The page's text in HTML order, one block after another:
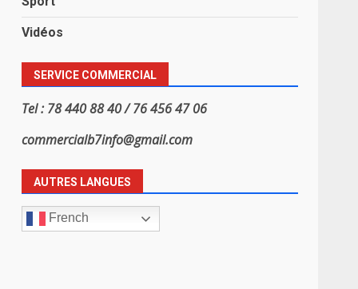
Vidéos
SERVICE COMMERCIAL
Tel : 78 440 88 40 / 76 456 47 06
commercialb7info@gmail.com
AUTRES LANGUES
French